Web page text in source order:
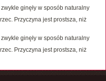
ginęły w sposób naturalny
Przyczyna jest prostsza, niż
ginęły w sposób naturalny
Przyczyna jest prostsza, niż